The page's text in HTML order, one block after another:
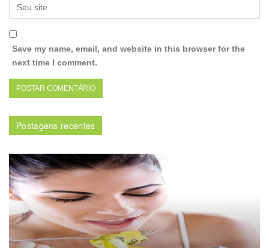
Save my name, email, and website in this browser for the
next time I comment.
Postagens recentes